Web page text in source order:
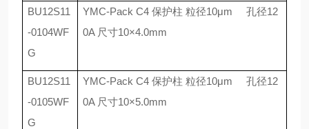
BU12S11
-0104WF
G
YMC-Pack C4 保护柱 粒径10μm 孔径12
0A 尺寸10×4.0mm
BU12S11
-0105WF
G
YMC-Pack C4 保护柱 粒径10μm 孔径12
0A 尺寸10×5.0mm